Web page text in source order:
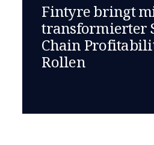
Fintyre bringt
transformierter
Chain
Rollen